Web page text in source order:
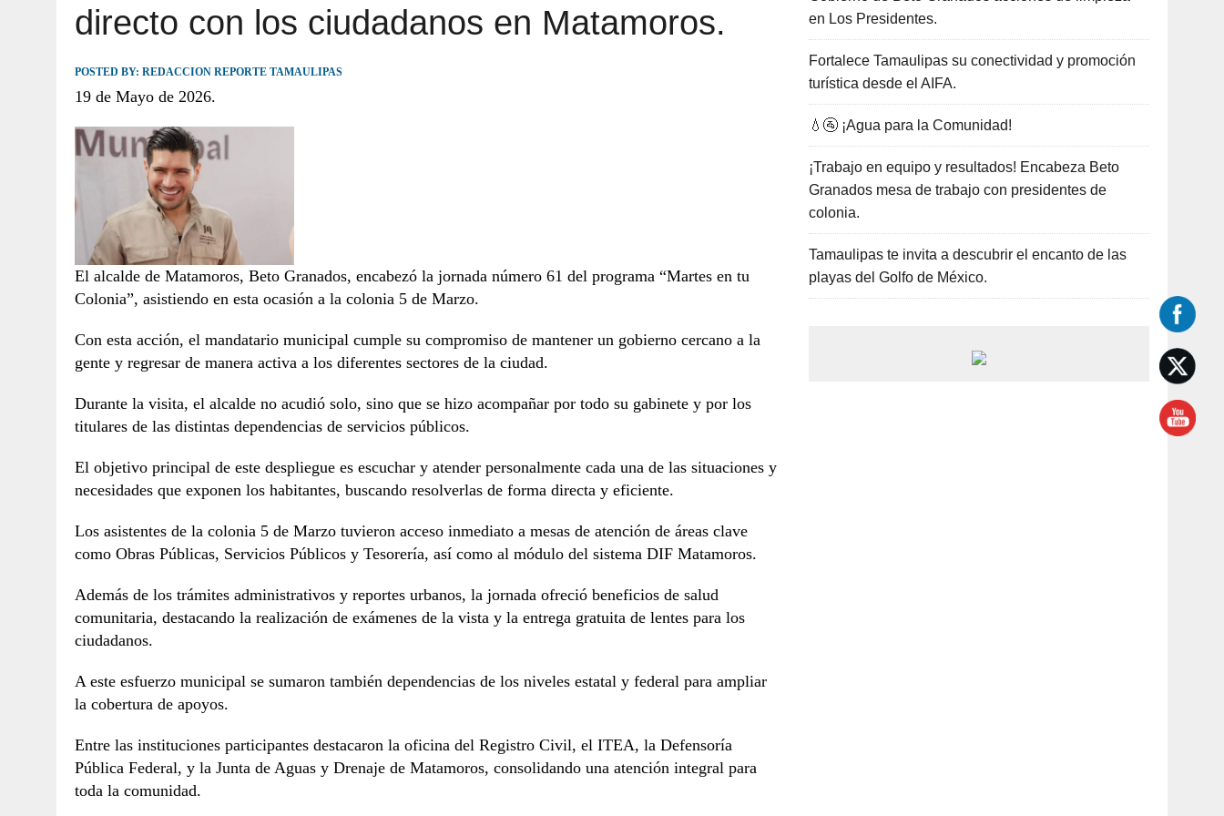
JULIO 30, 2026 | TAMAULIPAS TE INVITA A DESCUBRIR EL ENCANTO DE LAS PLAYAS DEL GOLFO DE MÉXICO.
directo con los ciudadanos en Matamoros.
POSTED BY: REDACCION REPORTE TAMAULIPAS
19 de Mayo de 2026.
El alcalde de Matamoros, Beto Granados, encabezó la jornada número 61 del programa “Martes en tu
Colonia”, asistiendo en esta ocasión a la colonia 5 de Marzo.
Con esta acción, el mandatario municipal cumple su compromiso de mantener un gobierno cercano a la
gente y regresar de manera activa a los diferentes sectores de la ciudad.
Durante la visita, el alcalde no acudió solo, sino que se hizo acompañar por todo su gabinete y por los
titulares de las distintas dependencias de servicios públicos.
El objetivo principal de este despliegue es escuchar y atender personalmente cada una de las situaciones y
necesidades que exponen los habitantes, buscando resolverlas de forma directa y eficiente.
Los asistentes de la colonia 5 de Marzo tuvieron acceso inmediato a mesas de atención de áreas clave
como Obras Públicas, Servicios Públicos y Tesorería, así como al módulo del sistema DIF Matamoros.
Además de los trámites administrativos y reportes urbanos, la jornada ofreció beneficios de salud
comunitaria, destacando la realización de exámenes de la vista y la entrega gratuita de lentes para los
ciudadanos.
A este esfuerzo municipal se sumaron también dependencias de los niveles estatal y federal para ampliar
la cobertura de apoyos.
Entre las instituciones participantes destacaron la oficina del Registro Civil, el ITEA, la Defensoría
Pública Federal, y la Junta de Aguas y Drenaje de Matamoros, consolidando una atención integral para
toda la comunidad.
en Los Presidentes.
Fortalece Tamaulipas su conectividad y promoción
turística desde el AIFA.
💧🚰 ¡Agua para la Comunidad!
¡Trabajo en equipo y resultados! Encabeza Beto
Granados mesa de trabajo con presidentes de
colonia.
Tamaulipas te invita a descubrir el encanto de las
playas del Golfo de México.